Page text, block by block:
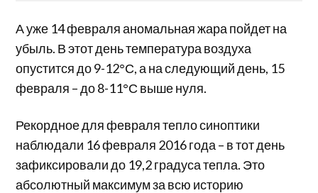
А уже 14 февраля аномальная жара пойдет на
убыль. В этот день температура воздуха
опустится до 9-12°С, а на следующий день, 15
февраля – до 8-11°С выше нуля.
Рекордное для февраля тепло синоптики
наблюдали 16 февраля 2016 года – в тот день
зафиксировали до 19,2 градуса тепла. Это
абсолютный максимум за всю историю